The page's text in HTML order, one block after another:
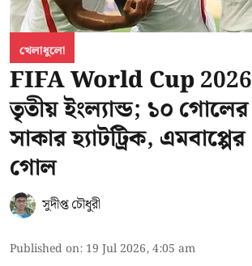
খেলাধুলো
FIFA World Cup 2026:
তৃতীয় ইংল্যান্ড; ১০ গোলের
সাকার হ্যাটট্রিক,
গোল
সুদীপ্ত চৌধুরী
Published on: 19 Jul 2026, 4:05 am